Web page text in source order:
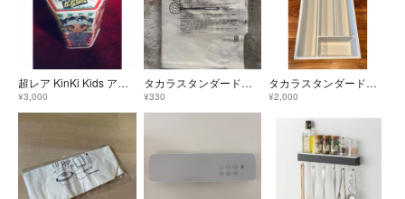
超レア KinKi Kids アニメキャラクター絵合わせシャンプー
¥3,000
タカラスタンダード オリジナルエコバッグ
¥330
タカラスタンダード カトラリーケース グレー
¥2,000